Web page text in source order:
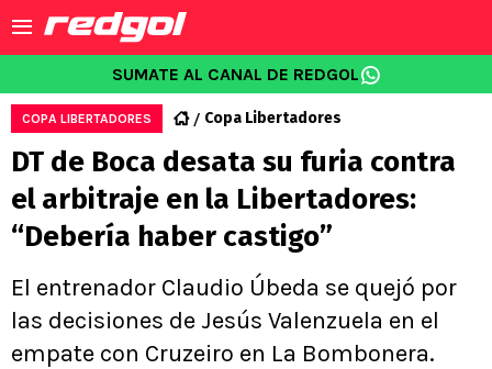
SUMATE AL CANAL DE REDGOL
COPA LIBERTADORES Copa Libertadores
DT de Boca desata su furia contra
el arbitraje en la Libertadores:
“Debería haber castigo”
El entrenador Claudio Úbeda se quejó por
las decisiones de Jesús Valenzuela en el
empate con Cruzeiro en La Bombonera.